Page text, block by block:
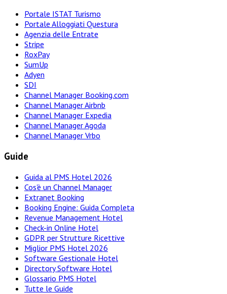
Portale ISTAT Turismo
Portale Alloggiati Questura
Agenzia delle Entrate
Stripe
RoxPay
SumUp
Adyen
SDI
Channel Manager Booking.com
Channel Manager Airbnb
Channel Manager Expedia
Channel Manager Agoda
Channel Manager Vrbo
Guide
Guida al PMS Hotel 2026
Cos'è un Channel Manager
Extranet Booking
Booking Engine: Guida Completa
Revenue Management Hotel
Check-in Online Hotel
GDPR per Strutture Ricettive
Miglior PMS Hotel 2026
Software Gestionale Hotel
Directory Software Hotel
Glossario PMS Hotel
Tutte le Guide